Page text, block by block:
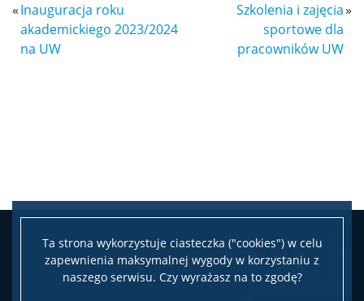
Ta strona wykorzystuje ciasteczka ("cookies") w celu
zapewnienia maksymalnej wygody w korzystaniu z
naszego serwisu. Czy wyrażasz na to zgodę?
«Inauguracja roku
akademickiego 2023/2024
na UW
Szkolenia i zajęcia
sportowe dla
pracowników UW
»